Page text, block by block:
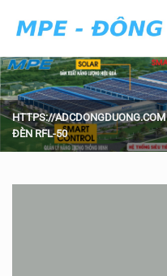
HTTPS://ADCDONGDUONG.COM
ĐÈN RFL-50